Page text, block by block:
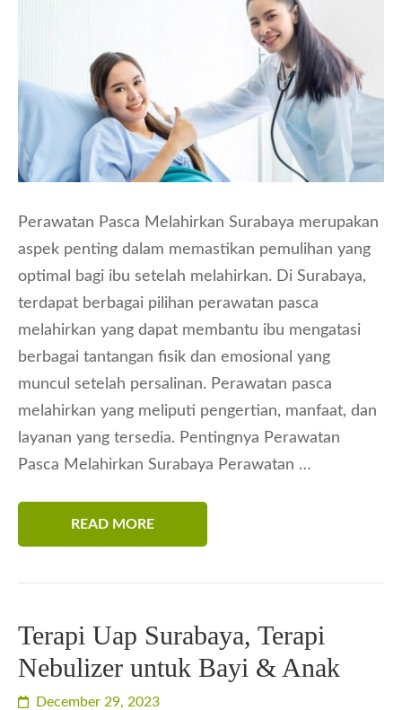
Perawatan Pasca Melahirkan Surabaya merupakan
aspek penting dalam memastikan pemulihan yang
optimal bagi ibu setelah melahirkan. Di Surabaya,
terdapat berbagai pilihan perawatan pasca
melahirkan yang dapat membantu ibu mengatasi
berbagai tantangan fisik dan emosional yang
muncul setelah persalinan. Perawatan pasca
melahirkan yang meliputi pengertian, manfaat, dan
layanan yang tersedia. Pentingnya Perawatan
Pasca Melahirkan Surabaya Perawatan …
READ MORE
Terapi Uap Surabaya, Terapi
Nebulizer untuk Bayi & Anak
December 29, 2023